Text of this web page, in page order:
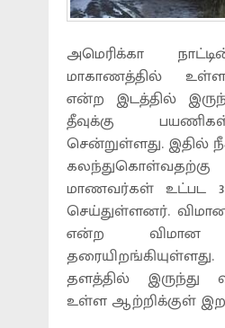
அமெரிக்கா
மாகாணத்தில்
என்ற இடத்தில்
தீவுக்கு
சென்றுள்ளது. இதில்
மாணவர்கள் உட்பட
செய்துள்ளனர்.
என்ற விமான
தளத்தில் இருந்து
உள்ள ஆற்றிக்குள்